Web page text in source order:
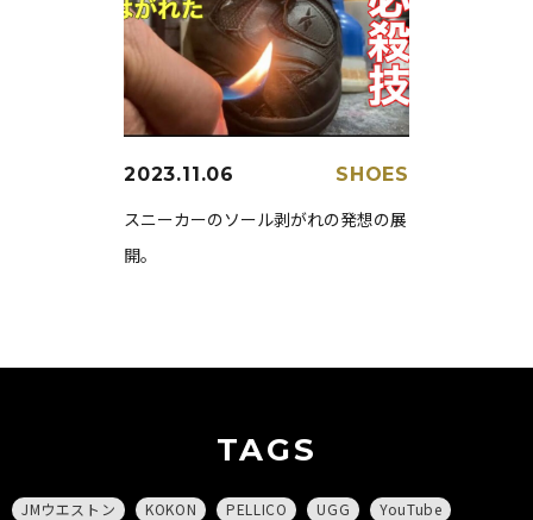
2023.11.06 SHOES
スニーカーのソール剥がれの発想の展
開。
TAGS
JMウエストン KOKON PELLICO UGG
YouTube